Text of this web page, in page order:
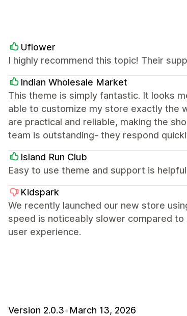
Uflower
I highly recommend this topic! Their
Indian Wholesale Market
This theme is simply fantastic. It looks
able to customize my store exactly the
are practical and reliable, making the
team is outstanding- they respond
Island Run Club
Easy to use theme and support is helpful
Kidspark
We recently launched our new store
speed is noticeably slower compared
user experience.
Version 2.0.3•March 13, 2026